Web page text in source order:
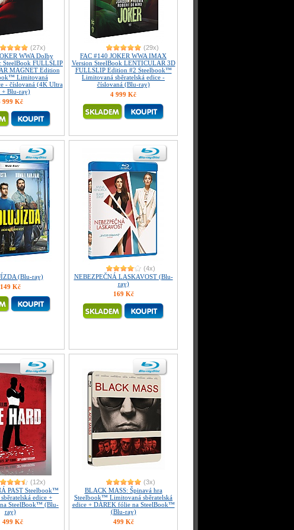
(27x)
WWA Dolby
SteelBook FULLSLIP
MAGNET Edition
Limitovaná
- číslovaná (4K Ultra
+ Blu-ray)
999 Kč
(29x)
FAC #140 JOKER WWA IMAX
Version SteelBook LENTICULAR 3D
FULLSLIP Edition #2 Steelbook™
Limitovaná sběratelská edice -
číslovaná (Blu-ray)
4 999 Kč
(Blu-ray)
149 Kč
(4x)
NEBEZPEČNÁ LASKAVOST (Blu-
ray)
169 Kč
(12x)
PAST Steelbook™
edice +
SteelBook™ (Blu-
ray)
499 Kč
(3x)
BLACK MASS: Špinavá hra
Steelbook™ Limitovaná sběratelská
edice + DÁREK fólie na SteelBook™
(Blu-ray)
499 Kč